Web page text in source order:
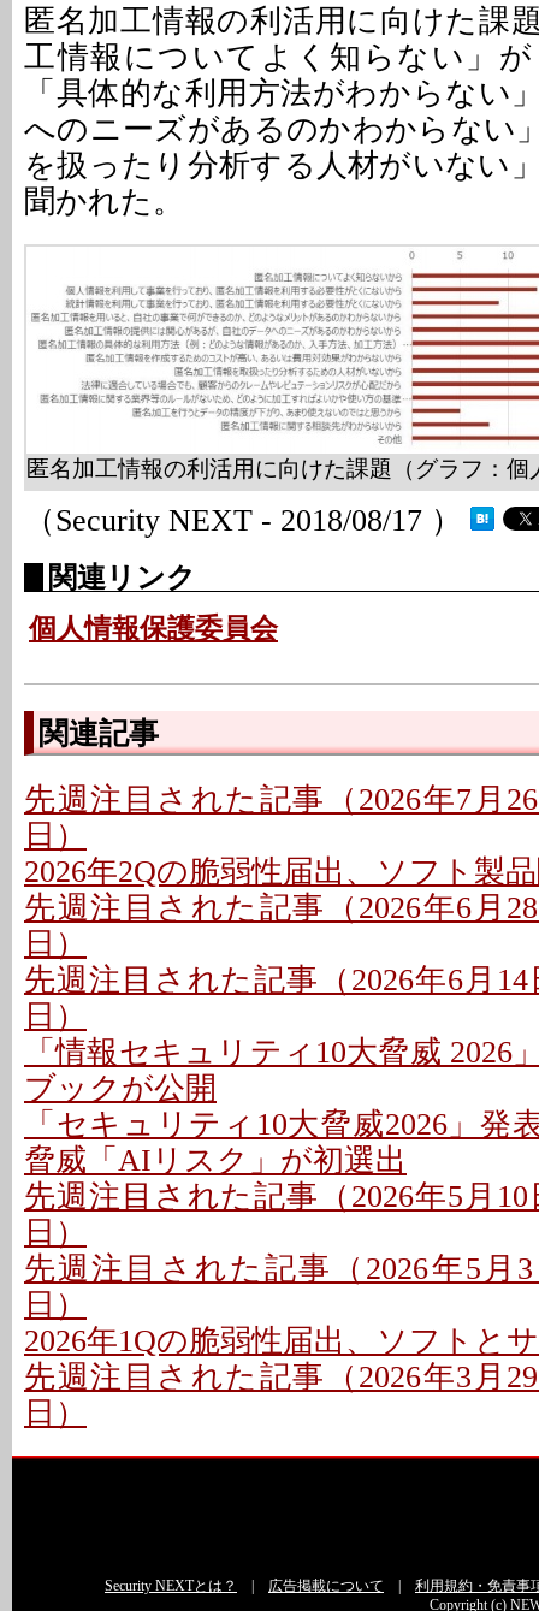
匿名加工情報の利活用に向けた課
工情報についてよく知らない」
「具体的な利用方法がわからない
へのニーズがあるのかわからない
を扱ったり分析する人材がいない
聞かれた。
匿名加工情報の利活用に向けた課題（グラフ：
（Security NEXT - 2018/08/17 ）
関連リンク
個人情報保護委員会
関連記事
先週注目された記事（2026年7月
日）
2026年2Qの脆弱性届出、ソフト製
先週注目された記事（2026年6月
日）
先週注目された記事（2026年6月14
日）
「情報セキュリティ10大脅威 2026
ブックが公開
「セキュリティ10大脅威2026」発
脅威「AIリスク」が初選出
先週注目された記事（2026年5月10
日）
先週注目された記事（2026年5月
日）
2026年1Qの脆弱性届出、ソフトと
先週注目された記事（2026年3月
日）
Security NEXTとは？ 広告掲載について
利用規約・免責事
Copyright (c)